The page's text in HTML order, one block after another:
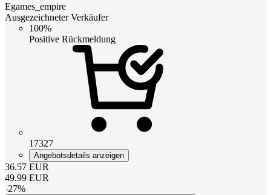
Egames_empire
Ausgezeichneter Verkäufer
100%
Positive Rückmeldung
17327
Angebotsdetails anzeigen
36.57 EUR
49.99 EUR
-27%